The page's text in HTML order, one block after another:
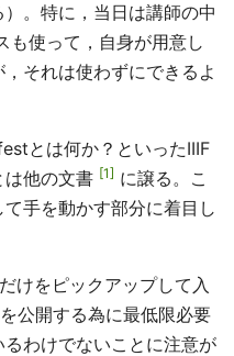
。特に，当日は講師の中
も使って，自身が用意し
それは使わずにできるよ
とは何か？といったIIIF
は他の文書 1
に譲る。こ
手を動かす部分に着目し
けをピックアップして入
公開する為に最低限必要
わけでないことに注意が